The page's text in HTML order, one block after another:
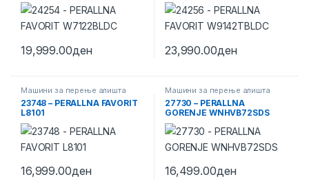
19,999.00ден 23,990.00ден
Машини за перење алишта
23748 – PERALLNA FAVORIT
L8101
16,999.00ден
Машини за перење алишта
27730 – PERALLNA
GORENJE WNHVB72SDS
16,499.00ден